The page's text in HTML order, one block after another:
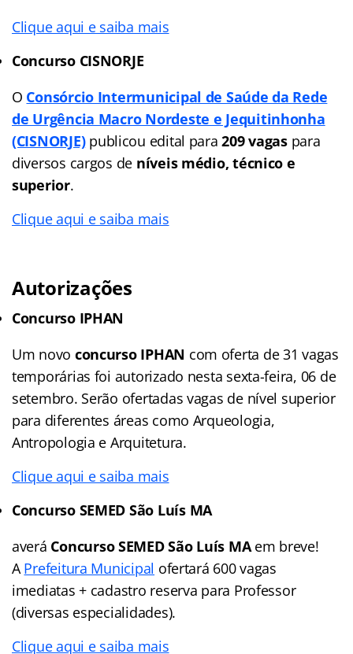
Clique aqui e saiba mais
Concurso CISNORJE
O Consórcio Intermunicipal de Saúde da Rede
de Urgência Macro Nordeste e Jequitinhonha
(CISNORJE)publicou edital para209 vagaspara
diversos cargos de níveis médio, técnico e
superior.
Clique aqui e saiba mais
Autorizações
Concurso IPHAN
Um novo concurso IPHAN com oferta de 31 vagas
temporárias foi autorizado nesta sexta-feira, 06 de
setembro. Serão ofertadas vagas de nível superior
para diferentes áreas como Arqueologia,
Antropologia e Arquitetura.
Clique aqui e saiba mais
Concurso SEMED São Luís MA
averá Concurso SEMED São Luís MAem breve!
APrefeitura Municipal ofertará 600 vagas
imediatas + cadastro reserva para Professor
(diversas especialidades).
Clique aqui e saiba mais